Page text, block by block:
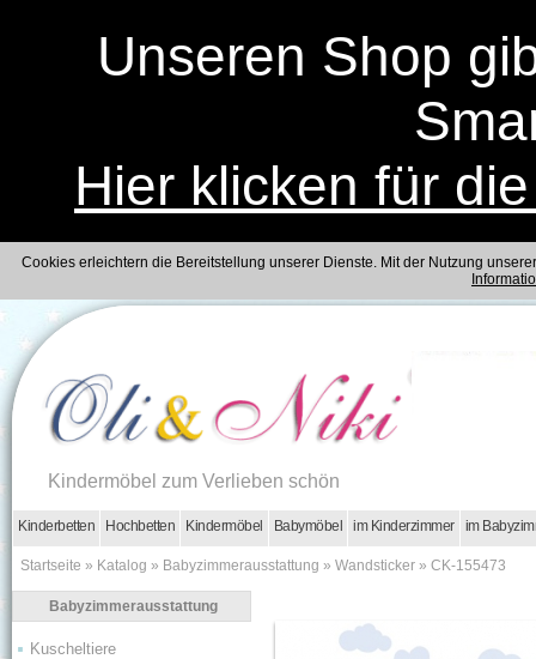
Unseren Shop
Hier klicken für
Cookies erleichtern die Bereitstellung unserer Dienste. Mit der Nutzung
Kindermöbel zum Verlieben schön
Kinderbetten Hochbetten Kindermöbel Babymöbel im Kinderzimmer im
Startseite » Katalog » Babyzimmerausstattung » Wandsticker » CK-155473
Babyzimmerausstattung
Kuscheltiere